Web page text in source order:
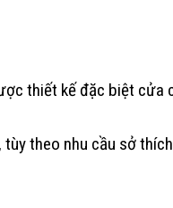
thiết kế đặc biệt cửa
theo nhu cầu sở